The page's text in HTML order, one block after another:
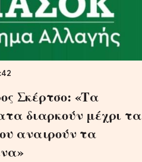
Σκέρτσο: «Τα
διαρκούν μέχρι τα
αναιρούν τα